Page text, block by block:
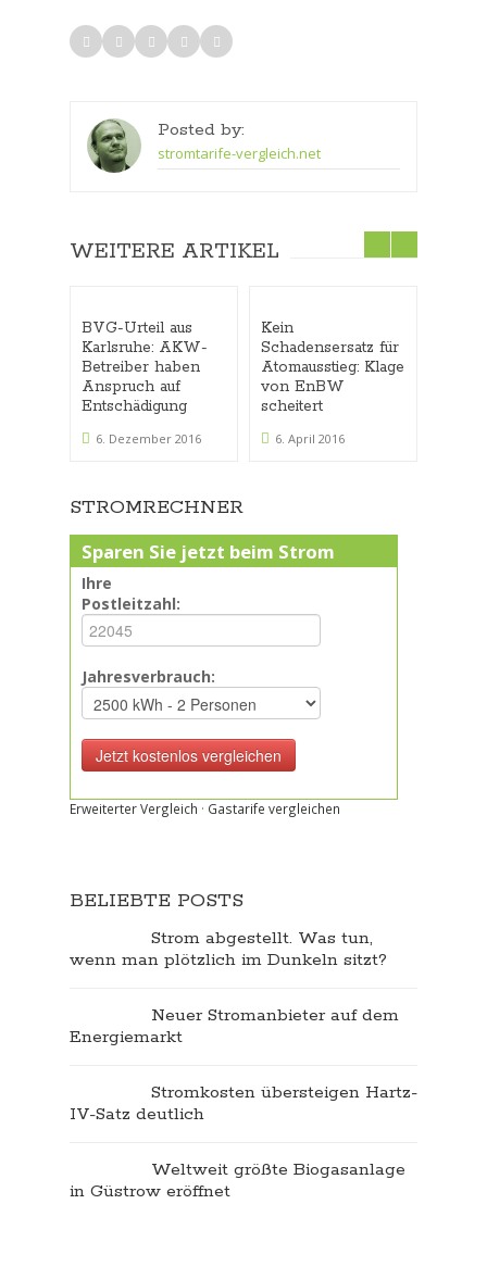
Posted by:
stromtarife-vergleich.net
WEITERE ARTIKEL
BVG-Urteil aus
Karlsruhe: AKW-
Betreiber haben
Anspruch auf
Entschädigung
6. Dezember 2016
Kein
Schadensersatz für
Atomausstieg: Klage
von EnBW
scheitert
6. April 2016
STROMRECHNER
Sparen Sie jetzt beim Strom
Ihre
Postleitzahl:
Jahresverbrauch:
Erweiterter Vergleich · Gastarife vergleichen
BELIEBTE POSTS
Strom abgestellt. Was tun,
wenn man plötzlich im Dunkeln sitzt?
Neuer Stromanbieter auf dem
Energiemarkt
Stromkosten übersteigen Hartz-
IV-Satz deutlich
Weltweit größte Biogasanlage
in Güstrow eröffnet